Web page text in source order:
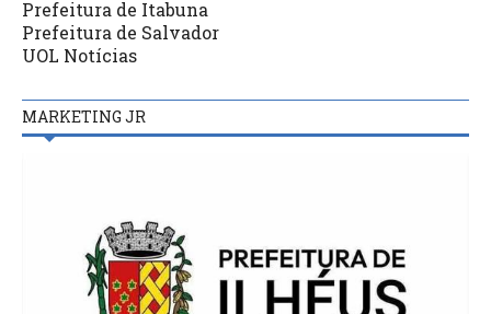
Prefeitura de Itabuna
Prefeitura de Salvador
UOL Notícias
MARKETING JR